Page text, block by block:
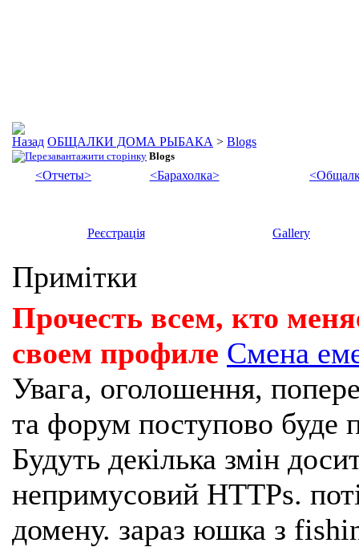
ОБЩАЛКИ ДОМА РЫБАКА > Blogs
Blogs
<Отчеты> <Барахолка>
Реєстрація Gallery
Примітки
Прочесть всем, кто
своем профиле Смена
Увага, оголошення,
та форум поступово буде
Будуть декілька змін
непримусовий HTTPs.
домену. зараз юшка з